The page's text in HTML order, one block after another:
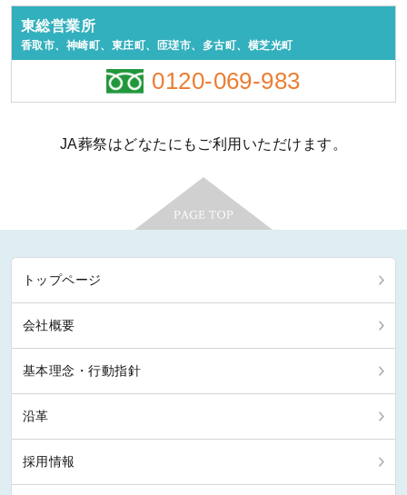
東総営業所
香取市、神崎町、東庄町、匝瑳市、多古町、横芝光町
0120-069-983
JA葬祭はどなたにもご利用いただけます。
トップページ
会社概要
基本理念・行動指針
沿革
採用情報